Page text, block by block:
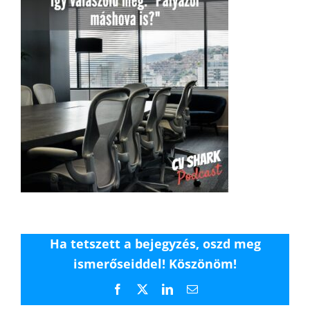
Ha tetszett a bejegyzés, oszd meg
ismerőseiddel! Köszönöm!
Facebook LinkedInEmail